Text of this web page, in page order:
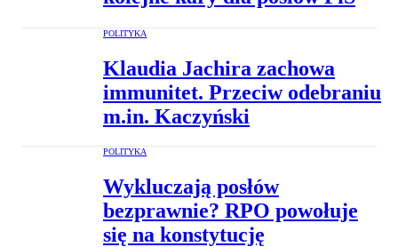
POLITYKA
Klaudia Jachira zachowa
immunitet. Przeciw odebraniu
m.in. Kaczyński
POLITYKA
Wykluczają posłów
bezprawnie? RPO powołuje
się na konstytucję